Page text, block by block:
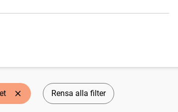
Rensa alla filter